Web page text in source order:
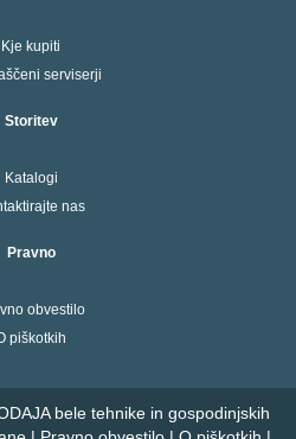
Kje kupiti
serviserji
Storitev
Katalogi
nas
Pravno
obvestilo
piškotkih
bele tehnike in gospodinjskih